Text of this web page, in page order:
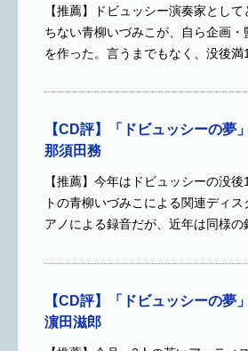
【推薦】ドビュッシー演奏家とし
ちない青柳いづみこが、自ら企画
を作った。言うまでもなく、没後
【CD評】「ドビュッシーの夢
那須田務
【推薦】今年はドビュッシーの没
トの青柳いづみこによる関連ディ
アノによる録音だが、近年は同様
【CD評】「ドビュッシーの夢
濵田滋郎